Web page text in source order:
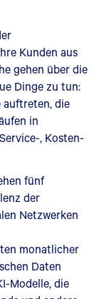
Kunden aus
gehen über die
Dinge zu tun:
auftreten, die
in
, Kosten-
fünf
der
Netzwerken
monatlicher
Daten
Modelle, die